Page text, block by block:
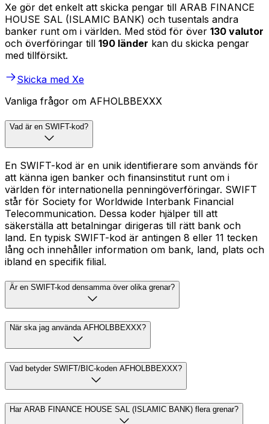
Xe gör det enkelt att skicka pengar till ARAB FINANCE
HOUSE SAL (ISLAMIC BANK) och tusentals andra
banker runt om i världen. Med stöd för över 130 valutor
och överföringar till 190 länder kan du skicka pengar
med tillförsikt.
Skicka med Xe
Vanliga frågor om AFHOLBBEXXX
Vad är en SWIFT-kod?
En SWIFT-kod är en unik identifierare som används för
att känna igen banker och finansinstitut runt om i
världen för internationella penningöverföringar. SWIFT
står för Society for Worldwide Interbank Financial
Telecommunication. Dessa koder hjälper till att
säkerställa att betalningar dirigeras till rätt bank och
land. En typisk SWIFT-kod är antingen 8 eller 11 tecken
lång och innehåller information om bank, land, plats och
ibland en specifik filial.
Är en SWIFT-kod densamma över olika grenar?
När ska jag använda AFHOLBBEXXX?
Vad betyder SWIFT/BIC-koden AFHOLBBEXXX?
Har ARAB FINANCE HOUSE SAL (ISLAMIC BANK) flera grenar?